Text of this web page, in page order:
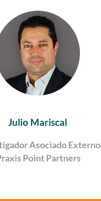
Julio Mariscal
Asociado Externo
Point Partners